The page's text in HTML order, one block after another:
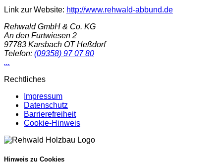
Link zur Website: http://www.rehwald-abbund.de
Rehwald GmbH & Co. KG
An den Furtwiesen 2
97783 Karsbach OT Heßdorf
Telefon: (09358) 97 07 80
...
Rechtliches
Impressum
Datenschutz
Barrierefreiheit
Cookie-Hinweis
Hinweis zu Cookies